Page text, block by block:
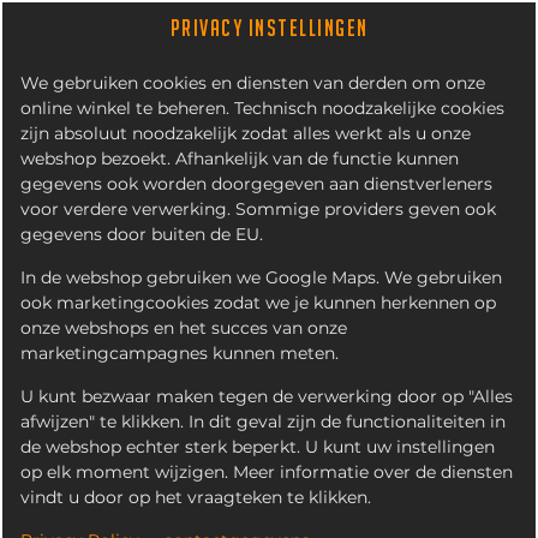
PRIVACY INSTELLINGEN
We gebruiken cookies en diensten van derden om onze
online winkel te beheren. Technisch noodzakelijke cookies
zijn absoluut noodzakelijk zodat alles werkt als u onze
webshop bezoekt. Afhankelijk van de functie kunnen
gegevens ook worden doorgegeven aan dienstverleners
voor verdere verwerking. Sommige providers geven ook
gegevens door buiten de EU.
In de webshop gebruiken we Google Maps. We gebruiken
ook marketingcookies zodat we je kunnen herkennen op
onze webshops en het succes van onze
marketingcampagnes kunnen meten.
U kunt bezwaar maken tegen de verwerking door op "Alles
afwijzen" te klikken. In dit geval zijn de functionaliteiten in
de webshop echter sterk beperkt. U kunt uw instellingen
op elk moment wijzigen. Meer informatie over de diensten
vindt u door op het vraagteken te klikken.
CHAUDFONTAINE ROOD